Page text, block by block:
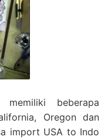
beberapa
Oregon dan
import USA to Indo